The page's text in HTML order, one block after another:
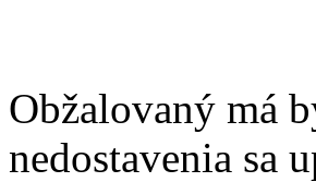
Obžalovaný má
nedostavenia sa